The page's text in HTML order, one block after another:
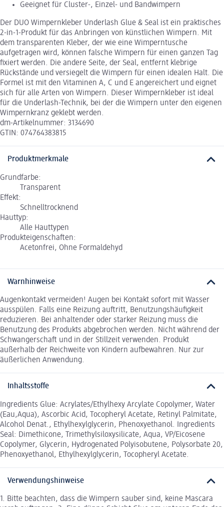
Geeignet für Cluster-, Einzel- und Bandwimpern
Der DUO Wimpernkleber Underlash Glue & Seal ist ein praktisches
2-in-1-Produkt für das Anbringen von künstlichen Wimpern. Mit
dem transparenten Kleber, der wie eine Wimperntusche
aufgetragen wird, können falsche Wimpern für einen ganzen Tag
fixiert werden. Die andere Seite, der Seal, entfernt klebrige
Rückstände und versiegelt die Wimpern für einen idealen Halt. Die
Formel ist mit den Vitaminen A, C und E angereichert und eignet
sich für alle Arten von Wimpern. Dieser Wimpernkleber ist ideal
für die Underlash-Technik, bei der die Wimpern unter den eigenen
Wimpernkranz geklebt werden.
dm-Artikelnummer: 3134690
GTIN: 074764383815
Produktmerkmale
Grundfarbe:
Transparent
Effekt:
Schnelltrocknend
Hauttyp:
Alle Hauttypen
Produkteigenschaften:
Acetonfrei, Ohne Formaldehyd
Warnhinweise
Augenkontakt vermeiden! Augen bei Kontakt sofort mit Wasser
ausspülen. Falls eine Reizung auftritt, Benutzungshäufigkeit
reduzieren. Bei anhaltender oder starker Reizung muss die
Benutzung des Produkts abgebrochen werden. Nicht während der
Schwangerschaft und in der Stillzeit verwenden. Produkt
außerhalb der Reichweite von Kindern aufbewahren. Nur zur
äußerlichen Anwendung.
Inhaltsstoffe
Ingredients Glue: Acrylates/Ethylhexy Arcylate Copolymer, Water
(Eau,Aqua), Ascorbic Acid, Tocopheryl Acetate, Retinyl Palmitate,
Alcohol Denat., Ethylhexylglycerin, Phenoxyethanol. Ingredients
Seal: Dimethicone, Trimethylsiloxysilicate, Aqua, VP/Eicosene
Copolymer, Glycerin, Hydrogenated Polyisobutene, Polysorbate 20,
Phenoxyethanol, Ethylhexylglycerin, Tocopheryl Acetate.
Verwendungshinweise
1. Bitte beachten, dass die Wimpern sauber sind, keine Mascara